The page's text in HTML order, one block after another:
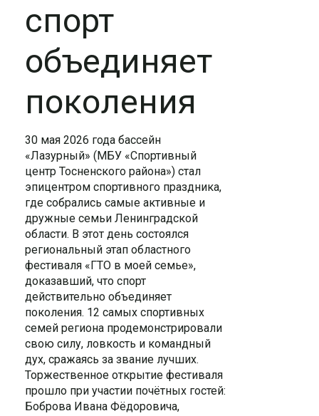
спорт
объединяет
поколения
30 мая 2026 года бассейн
«Лазурный» (МБУ «Спортивный
центр Тосненского района») стал
эпицентром спортивного праздника,
где собрались самые активные и
дружные семьи Ленинградской
области. В этот день состоялся
региональный этап областного
фестиваля «ГТО в моей семье»,
доказавший, что спорт
действительно объединяет
поколения. 12 самых спортивных
семей региона продемонстрировали
свою силу, ловкость и командный
дух, сражаясь за звание лучших.
Торжественное открытие фестиваля
прошло при участии почётных гостей:
Боброва Ивана Фёдоровича,